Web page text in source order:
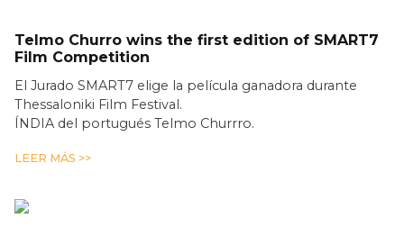
Telmo Churro wins the first edition of SMART7
Film Competition
El Jurado SMART7 elige la película ganadora durante
Thessaloniki Film Festival.
ÍNDIA del portugués Telmo Churrro.
LEER MÁS >>